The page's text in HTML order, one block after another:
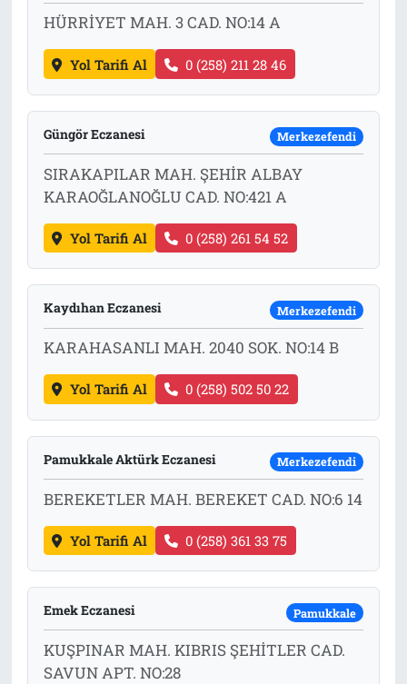
HÜRRİYET MAH. 3 CAD. NO:14 A
Yol Tarifi Al 0 (258) 211 28 46
Güngör Eczanesi Merkezefendi
SIRAKAPILAR MAH. ŞEHİR ALBAY
KARAOĞLANOĞLU CAD. NO:421 A
Yol Tarifi Al 0 (258) 261 54 52
Kaydıhan Eczanesi Merkezefendi
KARAHASANLI MAH. 2040 SOK. NO:14 B
Yol Tarifi Al 0 (258) 502 50 22
Pamukkale Aktürk Eczanesi Merkezefendi
BEREKETLER MAH. BEREKET CAD. NO:6 14
Yol Tarifi Al 0 (258) 361 33 75
Emek Eczanesi Pamukkale
KUŞPINAR MAH. KIBRIS ŞEHİTLER CAD.
SAVUN APT. NO:28